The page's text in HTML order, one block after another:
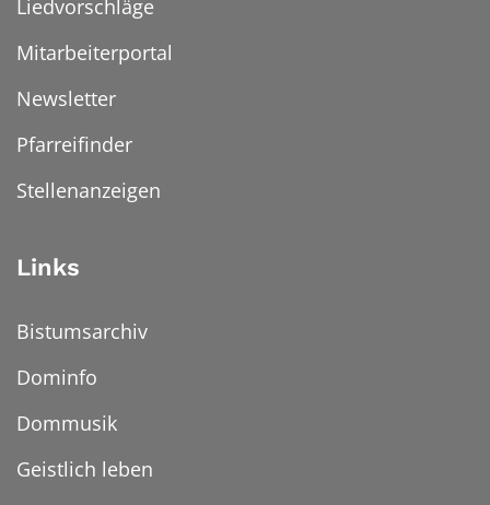
Liedvorschläge
Mitarbeiterportal
Newsletter
Pfarreifinder
Stellenanzeigen
Links
Bistumsarchiv
Dominfo
Dommusik
Geistlich leben